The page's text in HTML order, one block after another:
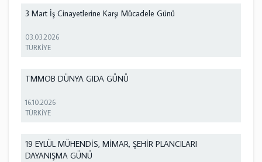
3 Mart İş Cinayetlerine Karşı Mücadele Günü
03.03.2026
TÜRKİYE
TMMOB DÜNYA GIDA GÜNÜ
16.10.2026
TÜRKİYE
19 EYLÜL MÜHENDİS, MİMAR, ŞEHİR PLANCILARI
DAYANIŞMA GÜNÜ